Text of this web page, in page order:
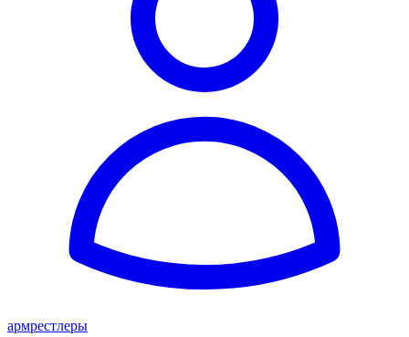
армрестлеры